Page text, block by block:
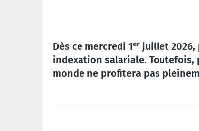
Dès ce mercredi 1er juillet 2026,
indexation salariale. Toutefois,
monde ne profitera pas